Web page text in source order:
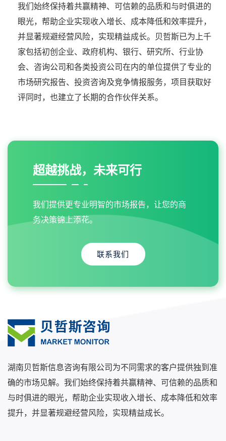
我们始终保持着共赢精神、可信赖的品质和与时俱进的
眼光，帮助企业实现收入增长、成本降低和效率提升，
并显著规避经营风险，实现精益成长。贝哲斯已为上千
家包括初创企业、政府机构、银行、研究所、行业协
会、咨询公司和各类投资公司在内的单位提供了专业的
市场研究报告、投资咨询及竞争情报服务，项目获取好
评同时，也建立了长期的合作伙伴关系。
超越挑战，未来可行
我们提供更专业明智的市场报告，让您的商
务决策锦上添花。
联系我们
湖南贝哲斯信息咨询有限公司为不同需求的客户提供独到准
确的市场见解。我们始终保持着共赢精神、可信赖的品质和
与时俱进的眼光，帮助企业实现收入增长、成本降低和效率
提升，并显著规避经营风险，实现精益成长。